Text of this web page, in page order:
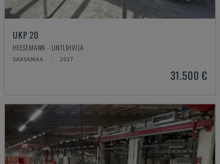
UKP 20
HEESEMANN - LINTLIHVIJA
SAKSAMAA 2017
31.500 €